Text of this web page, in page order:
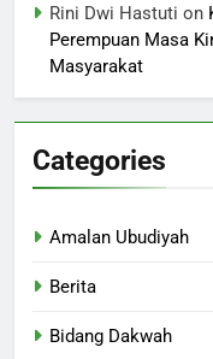
Rini Dwi Hastuti on
Perempuan Masa
Masyarakat
Categories
Amalan Ubudiyah
Berita
Bidang Dakwah